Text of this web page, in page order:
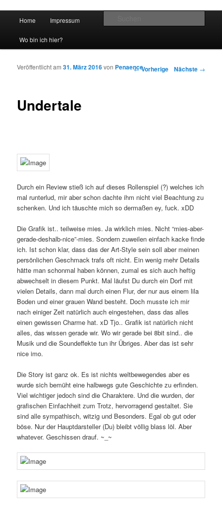
vidgames.de
Zum Inhalt wechseln
Zum sekundären Inhalt wechseln
Home Impressum
Wo bin ich hier?
Artikelnavigation
←Vorherige Nächste →
Undertale
Veröffentlicht am31. März 2016von Penaence
Durch ein Review stieß ich auf dieses Rollenspiel (?) welches ich
mal runterlud, mir aber schon dachte ihm nicht viel Beachtung zu
schenken. Und ich täuschte mich so dermaßen ey, fuck. xDD
Die Grafik ist.. teilweise mies. Ja wirklich mies. Nicht “mies-aber-
gerade-deshalb-nice”-mies. Sondern zuweilen einfach kacke finde
ich. Ist schon klar, dass das der Art-Style sein soll aber meinen
persönlichen Geschmack trafs oft nicht. Ein wenig mehr Details
hätte man schonmal haben können, zumal es sich auch heftig
abwechselt in diesem Punkt. Mal läufst Du durch ein Dorf mit
vielen Details, dann mal durch einen Flur, der nur aus einem lila
Boden und einer grauen Wand besteht. Doch musste ich mir
nach einiger Zeit natürlich auch eingestehen, dass das alles
einen gewissen Charme hat. xD Tjo.. Grafik ist natürlich nicht
alles, das wissen gerade wir. Wo wir gerade bei 8bit sind.. die
Musik und die Soundeffekte tun ihr Übriges. Aber das ist sehr
nice imo.
Die Story ist ganz ok. Es ist nichts weltbewegendes aber es
wurde sich bemüht eine halbwegs gute Geschichte zu erfinden.
Viel wichtiger jedoch sind die Charaktere. Und die wurden, der
grafischen Einfachheit zum Trotz, hervorragend gestaltet. Sie
sind alle sympathisch, witzig und Besonders. Egal ob gut oder
böse. Nur der Hauptdarsteller (Du) bleibt völlig blass löl. Aber
whatever. Geschissen drauf. ~_~